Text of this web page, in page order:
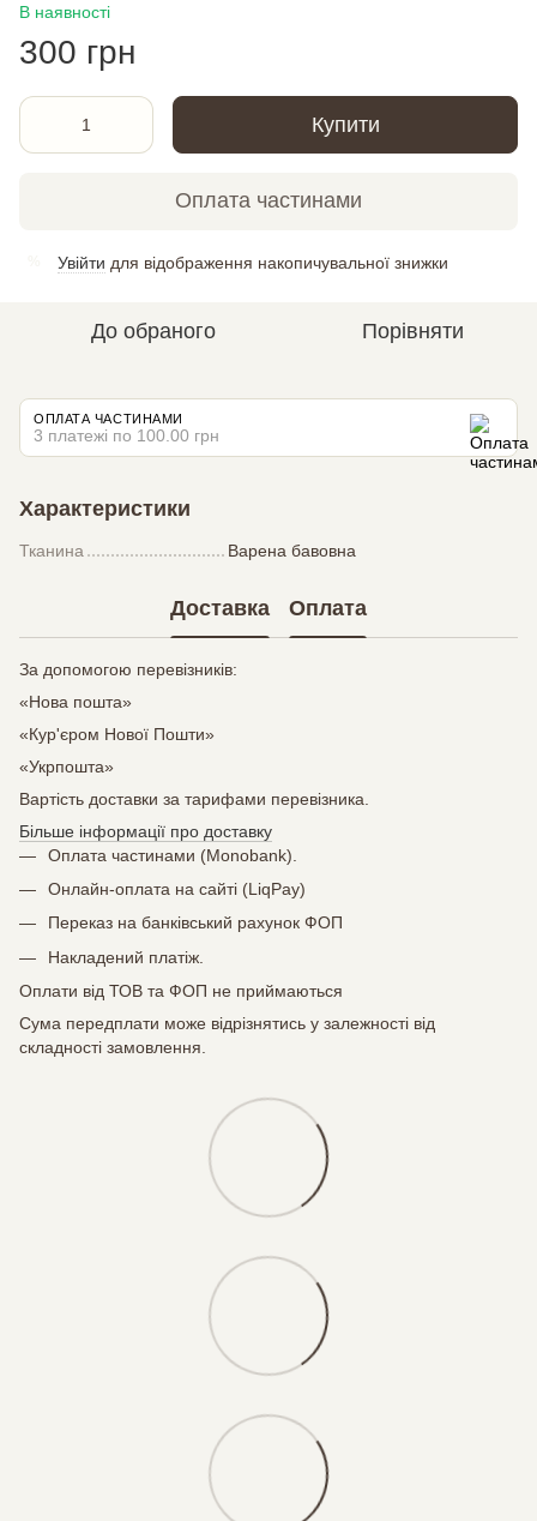
В наявності
300 грн
Купити
Оплата частинами
Увійти для відображення накопичувальної знижки
До обраного Порівняти
ОПЛАТА ЧАСТИНАМИ
3 платежі по 100.00 грн
Характеристики
Тканина Варена бавовна
Доставка Оплата
За допомогою перевізників:
«Нова пошта»
«Кур'єром Нової Пошти»
«Укрпошта»
Вартість доставки за тарифами перевізника.
Більше інформації про доставку
Оплата частинами (Monobank).
Онлайн-оплата на сайті (LiqPay)
Переказ на банківський рахунок ФОП
Накладений платіж.
Оплати від ТОВ та ФОП не приймаються
Сума передплати може відрізнятись у залежності від
складності замовлення.